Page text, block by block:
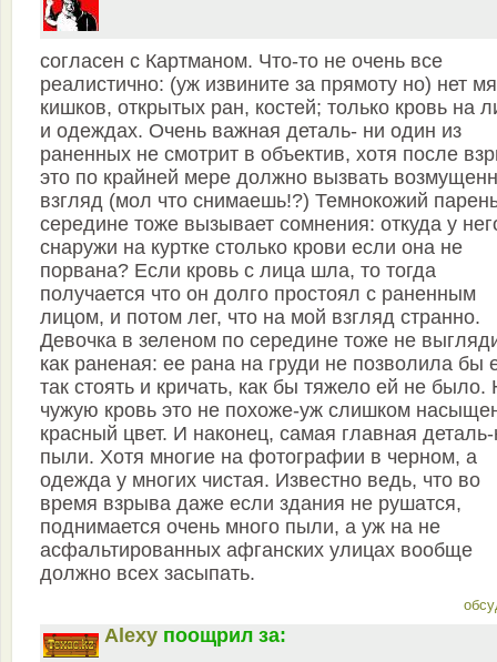
согласен с Картманом. Что-то не очень все
реалистично: (уж извините за прямоту но) нет
кишков, открытых ран, костей; только кровь на
и одеждах. Очень важная деталь- ни один из
раненных не смотрит в объектив, хотя после
это по крайней мере должно вызвать
взгляд (мол что снимаешь!?) Темнокожий
середине тоже вызывает сомнения: откуда у
снаружи на куртке столько крови если она не
порвана? Если кровь с лица шла, то тогда
получается что он долго простоял с раненным
лицом, и потом лег, что на мой взгляд странно.
Девочка в зеленом по середине тоже не
как раненая: ее рана на груди не позволила бы
так стоять и кричать, как бы тяжело ей не было.
чужую кровь это не похоже-уж слишком
красный цвет. И наконец, самая главная деталь-
пыли. Хотя многие на фотографии в черном, а
одежда у многих чистая. Известно ведь, что во
время взрыва даже если здания не рушатся,
поднимается очень много пыли, а уж на не
асфальтированных афганских улицах вообще
должно всех засыпать.
Alexy поощрил за: